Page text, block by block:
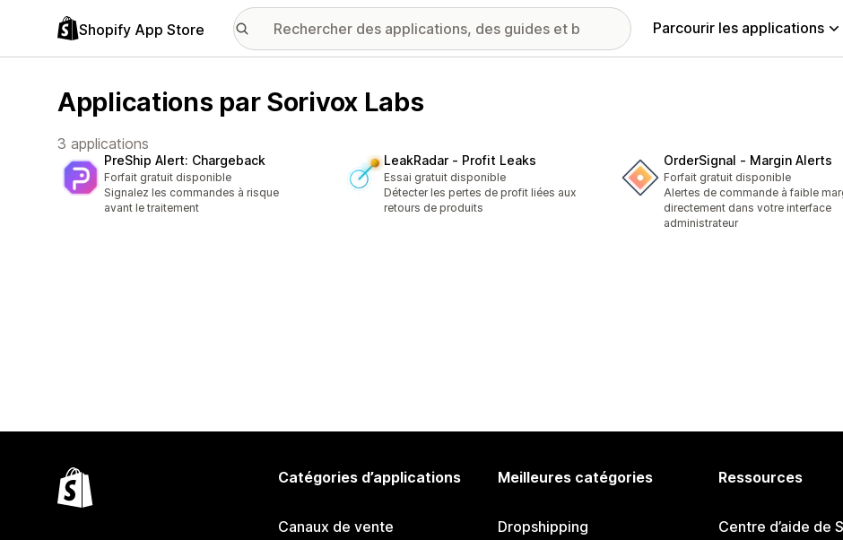
Shopify App Store Parcourir les applications
Applications par Sorivox Labs
3 applications
PreShip Alert: Chargeback
Forfait gratuit disponible
Signalez les commandes à risque
avant le traitement
LeakRadar ‑ Profit Leaks
Essai gratuit disponible
Détecter les pertes de profit liées aux
retours de produits
OrderSignal ‑ Margin Alerts
Forfait gratuit disponible
Alertes de commande à faible
directement dans votre interface
administrateur
Catégories d’applications
Canaux de vente
Meilleures catégories
Dropshipping
Ressources
Centre d’aide de